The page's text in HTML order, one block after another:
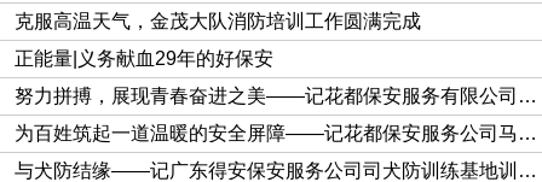
克服高温天气，金茂大队消防培训工作圆满完成
正能量|义务献血29年的好保安
努力拼搏，展现青春奋进之美——记花都保安服务有限公司直属二大队车长陈王虎
为百姓筑起一道温暖的安全屏障——记花都保安服务公司马伟生
与犬防结缘——记广东得安保安服务公司司犬防训练基地训导员邹文学